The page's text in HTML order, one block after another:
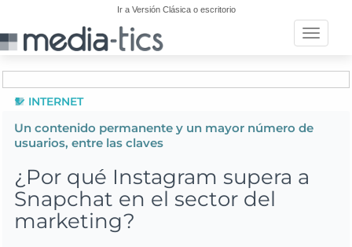
Ir a Versión Clásica o escritorio
Toggle
INTERNET
Un contenido permanente y un mayor número de
usuarios, entre las claves
¿Por qué Instagram supera a
Snapchat en el sector del
marketing?